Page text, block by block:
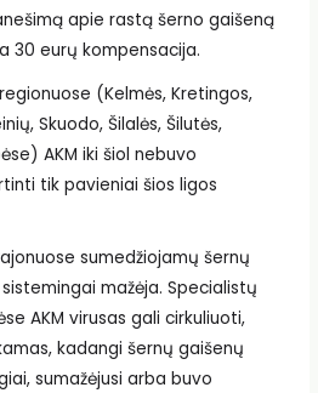
apie rastą šerno gaišeną
30 eurų kompensacija.
(Kelmės, Kretingos,
Skuodo, Šilalės, Šilutės,
AKM iki šiol nebuvo
tik pavieniai šios ligos
sumedžiojamų šernų
mažėja. Specialistų
AKM virusas gali cirkuliuoti,
kadangi šernų gaišenų
sumažėjusi arba buvo